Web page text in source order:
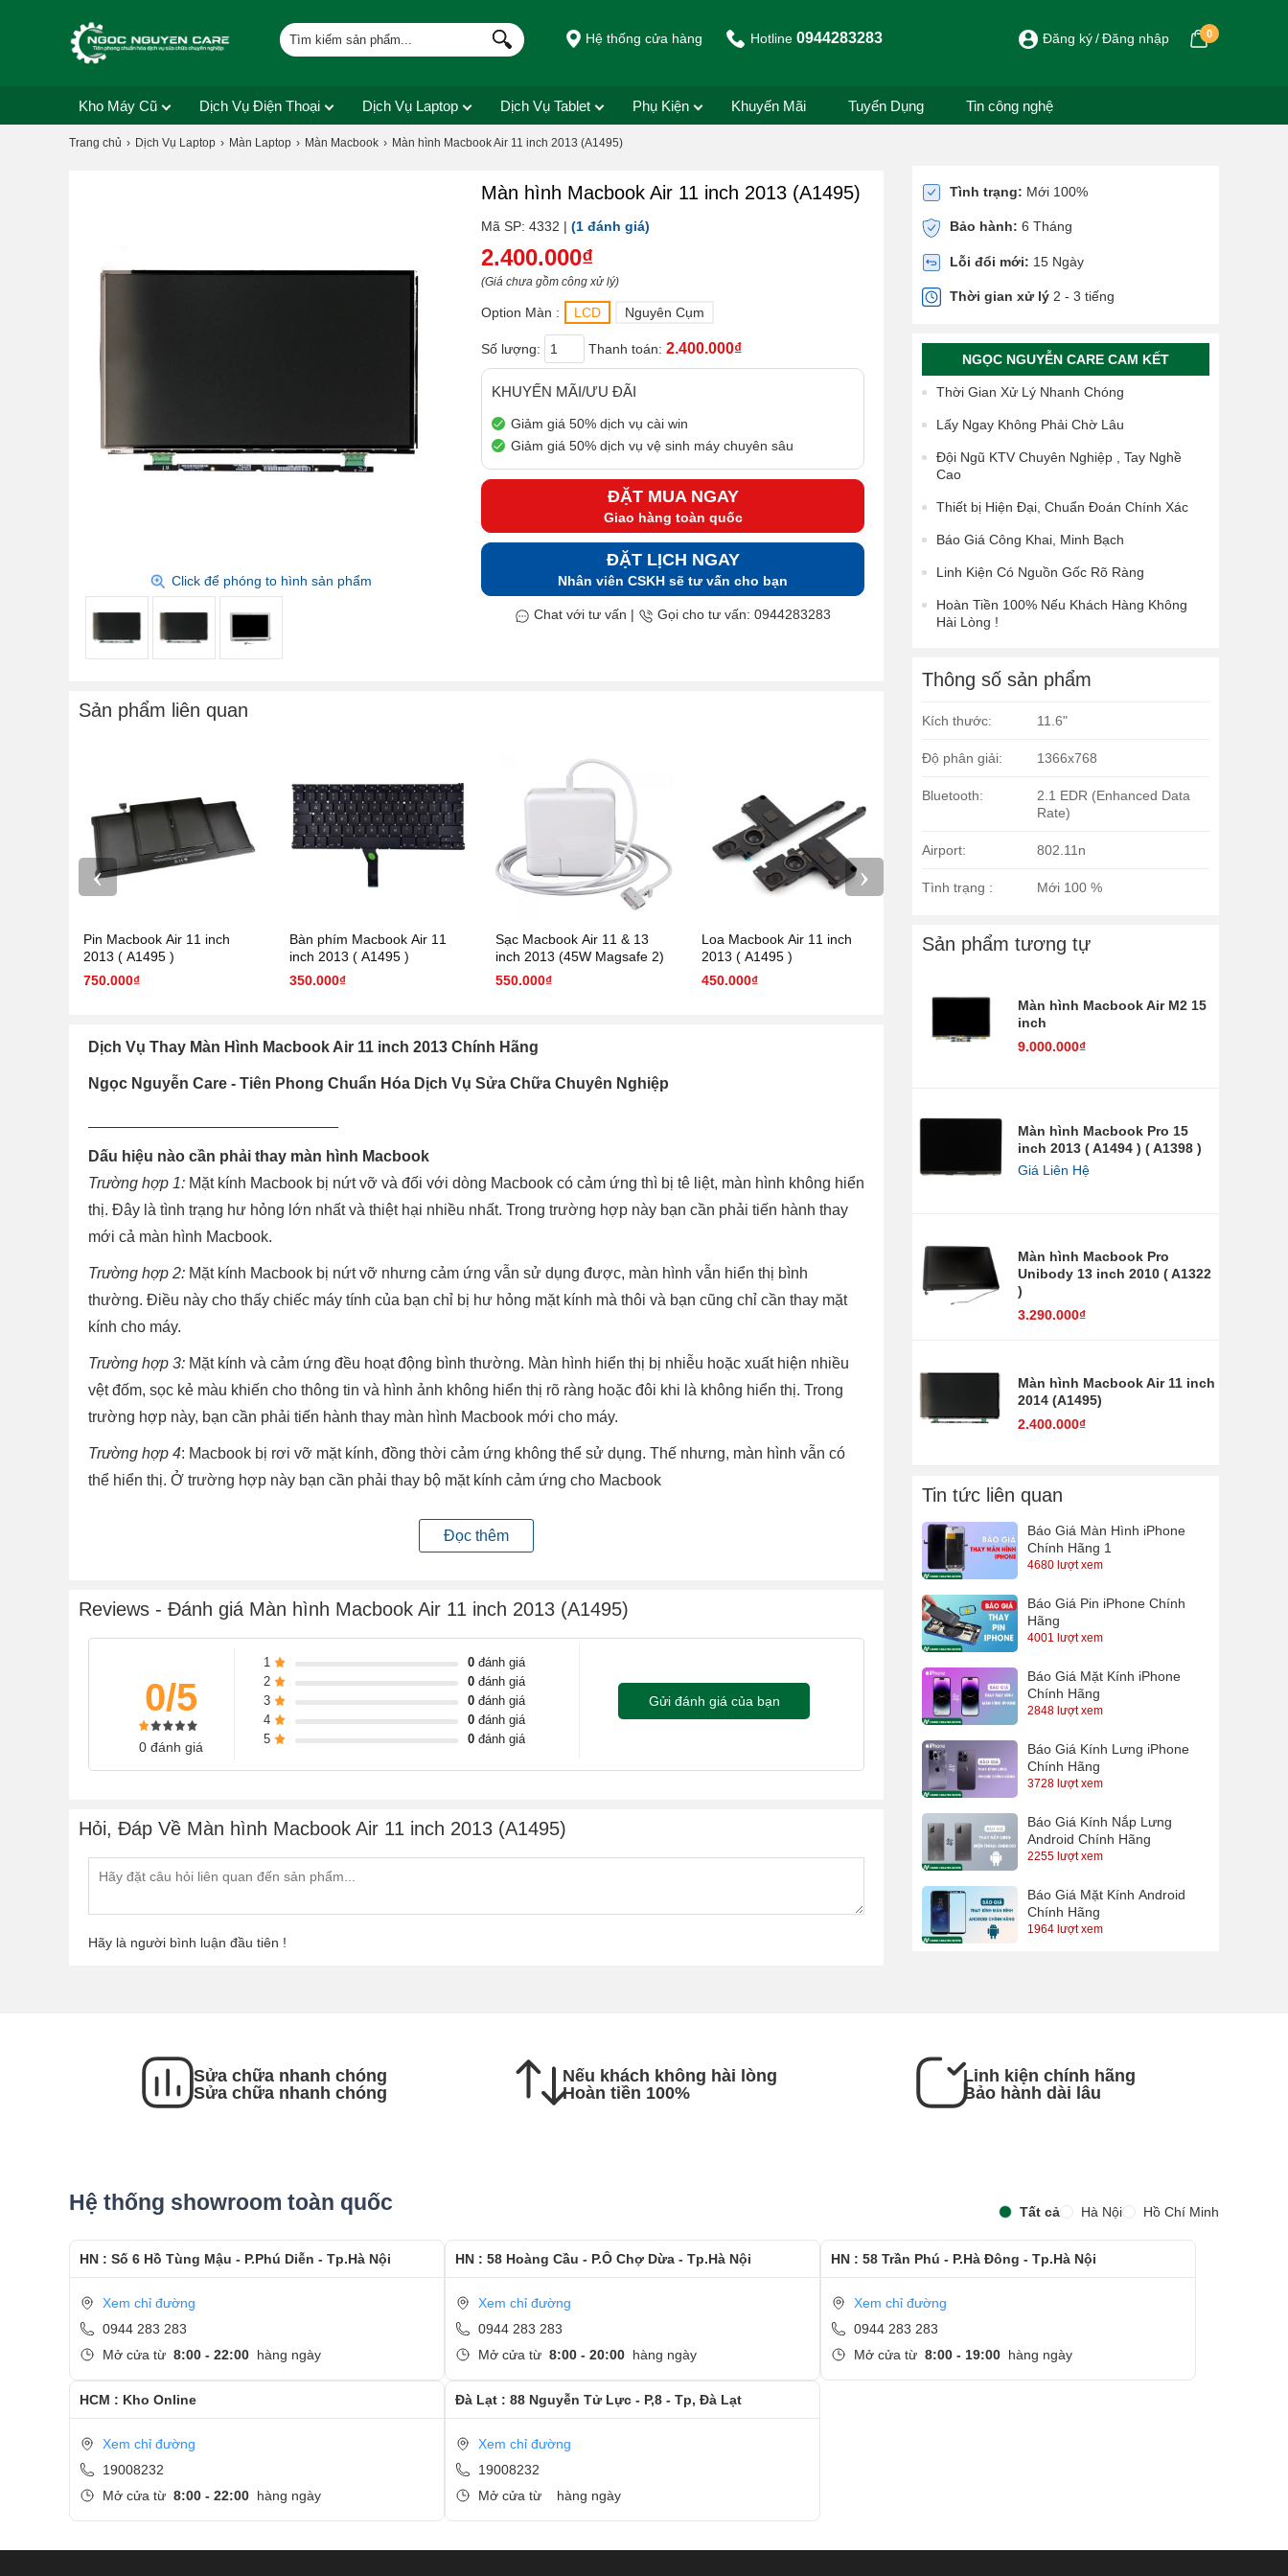
Hệ thống cửa hàng Hotline0944283283 Đăng ký Đăng nhập 0
Kho Máy Cũ Dịch Vụ Điện Thoại Dịch Vụ Laptop Dịch Vụ Tablet Phụ Kiện Khuyến Mãi Tuyển Dụng Tin công nghệ
Trang chủ Dịch Vụ Laptop Màn Laptop Màn Macbook Màn hình Macbook Air 11 inch 2013 (A1495)
Click để phóng to hình sản phẩm
Màn hình Macbook Air 11 inch 2013 (A1495)
Mã SP: 4332 | (1 đánh giá)
2.400.000₫
(Giá chưa gồm công xử lý)
Option Màn : LCD Nguyên Cụm
Số lượng: Thanh toán: 2.400.000₫
KHUYẾN MÃI/ƯU ĐÃI
Giảm giá 50% dịch vụ cài win
Giảm giá 50% dịch vụ vệ sinh máy chuyên sâu
ĐẶT MUA NGAY
Giao hàng toàn quốc
ĐẶT LỊCH NGAY
Nhân viên CSKH sẽ tư vấn cho bạn
Chat với tư vấn | Gọi cho tư vấn: 0944283283
Sản phẩm liên quan
Pin Macbook Air 11 inch
2013 ( A1495 )
750.000₫
Bàn phím Macbook Air 11
inch 2013 ( A1495 )
350.000₫
Sạc Macbook Air 11 & 13
inch 2013 (45W Magsafe 2)
550.000₫
Loa Macbook Air 11 inch
2013 ( A1495 )
450.000₫
Sửa Lỗi Wifi Macbook Air 11
inch 2013
‹ ›
Dịch Vụ Thay Màn Hình Macbook Air 11 inch 2013 Chính Hãng
Ngọc Nguyễn Care - Tiên Phong Chuẩn Hóa Dịch Vụ Sửa Chữa Chuyên Nghiệp
Dấu hiệu nào cần phải thay màn hình Macbook
Trường hợp 1: Mặt kính Macbook bị nứt vỡ và đối với dòng Macbook có cảm ứng thì bị tê liệt, màn hình không hiển
thị. Đây là tình trạng hư hỏng lớn nhất và thiệt hại nhiều nhất. Trong trường hợp này bạn cần phải tiến hành thay
mới cả màn hình Macbook.
Trường hợp 2: Mặt kính Macbook bị nứt vỡ nhưng cảm ứng vẫn sử dụng được, màn hình vẫn hiển thị bình
thường. Điều này cho thấy chiếc máy tính của bạn chỉ bị hư hỏng mặt kính mà thôi và bạn cũng chỉ cần thay mặt
kính cho máy.
Trường hợp 3: Mặt kính và cảm ứng đều hoạt động bình thường. Màn hình hiển thị bị nhiễu hoặc xuất hiện nhiều
vệt đốm, sọc kẻ màu khiến cho thông tin và hình ảnh không hiển thị rõ ràng hoặc đôi khi là không hiển thị. Trong
trường hợp này, bạn cần phải tiến hành thay màn hình Macbook mới cho máy.
Trường hợp 4: Macbook bị rơi vỡ mặt kính, đồng thời cảm ứng không thể sử dụng. Thế nhưng, màn hình vẫn có
thể hiển thị. Ở trường hợp này bạn cần phải thay bộ mặt kính cảm ứng cho Macbook
Nguyên nhân dẫn đến màn hình Macbook lỗi?
- Biểu hiện: Màn hình chuyển sang một màu duy nhất.
- Nguyên nhân: Có thể do lỗi ở bộ phận socket, hoặc quá trình đóng mở nắp gập màn hình lâu ngày cũng sẽ gây
tình trạng lỏng cáp.
3. Bị sọc ngang sọc dọc, đỏ nền hay lúc có lúc không !!!
4. Bị đứt nét, màn hình bị ố hoặc đốm mờ !!!
- Biểu hiện: Vệt trắng hoặc xanh cắt dọc hoặc ngang.
- Nhận máy và kiểm tra nhanh màn hình Macbook
- Đánh giá mức độ hư hỏng của màn hình và báo lỗi chính xác cho khách hàng.
- Màn hình thay chuẩn chính hãng theo mã máy , dán tem bảo hành sản phẩm
- Khách hàng được xem trực tiếp quá trình thay màn hình Macbook nhanh chóng chỉ trong khoảng 15 - 20 phút.
- Bàn giao máy cho khách hàng
- Sau khi thay màn hình xong, khách hàng sẽ được hướng dẫn kiểm tra lại màn hình mới
- Bàn Giao máy lại cho khách hàng !
Cảm ơn quý khách đã dành thời gian tham khảo và quan tâm tới dịch vụ thay màn hình tại Ngọc Nguyễn
- HotlineCSKH dịch vụ sửa chữa: 0944-283-283
Đọc thêm
Reviews - Đánh giá Màn hình Macbook Air 11 inch 2013 (A1495)
0/5
0 đánh giá
1 0 đánh giá
2
0 đánh giá
3
0 đánh giá
4
0 đánh giá
5
0 đánh giá
Gửi đánh giá của bạn
Hỏi, Đáp Về Màn hình Macbook Air 11 inch 2013 (A1495)
Hãy là người bình luận đầu tiên !
Tình trạng: Mới 100%
Bảo hành: 6 Tháng
Lỗi đổi mới: 15 Ngày
Thời gian xử lý 2 - 3 tiếng
NGỌC NGUYỄN CARE CAM KẾT
Thời Gian Xử Lý Nhanh Chóng
Lấy Ngay Không Phải Chờ Lâu
Đội Ngũ KTV Chuyên Nghiệp , Tay Nghề
Cao
Thiết bị Hiện Đại, Chuẩn Đoán Chính Xác
Báo Giá Công Khai, Minh Bạch
Linh Kiện Có Nguồn Gốc Rõ Ràng
Hoàn Tiền 100% Nếu Khách Hàng Không
Hài Lòng !
Thông số sản phẩm
Kích thước: 11.6"
Độ phân giải: 1366x768
Bluetooth:
2.1 EDR (Enhanced Data
Rate)
Airport: 802.11n
Tình trạng : Mới 100 %
Sản phẩm tương tự
Màn hình Macbook Air M2 15
inch
9.000.000₫
Màn hình Macbook Pro 15
inch 2013 ( A1494 ) ( A1398 )
Giá Liên Hệ
Màn hình Macbook Pro
Unibody 13 inch 2010 ( A1322
)
3.290.000₫
Màn hình Macbook Air 11 inch
2014 (A1495)
2.400.000₫
Tin tức liên quan
Báo Giá Màn Hình iPhone
Chính Hãng 1
4680 lượt xem
Báo Giá Pin iPhone Chính
Hãng
4001 lượt xem
Báo Giá Mặt Kính iPhone
Chính Hãng
2848 lượt xem
Báo Giá Kính Lưng iPhone
Chính Hãng
3728 lượt xem
Báo Giá Kính Nắp Lưng
Android Chính Hãng
2255 lượt xem
Báo Giá Mặt Kính Android
Chính Hãng
1964 lượt xem
Sửa chữa nhanh chóng
Sửa chữa nhanh chóng
Nếu khách không hài lòng
Hoàn tiền 100%
Linh kiện chính hãng
Bảo hành dài lâu
Hệ thống showroom toàn quốc Tất cả Hà Nội Hồ Chí Minh
HN : Số 6 Hồ Tùng Mậu - P.Phú Diễn - Tp.Hà Nội
Xem chỉ đường
0944 283 283
Mở cửa từ 8:00 - 22:00 hàng ngày
HN : 58 Hoàng Cầu - P.Ô Chợ Dừa - Tp.Hà Nội
Xem chỉ đường
0944 283 283
Mở cửa từ 8:00 - 20:00 hàng ngày
HN : 58 Trần Phú - P.Hà Đông - Tp.Hà Nội
Xem chỉ đường
0944 283 283
Mở cửa từ 8:00 - 19:00 hàng ngày
HCM : Kho Online
Xem chỉ đường
19008232
Mở cửa từ 8:00 - 22:00 hàng ngày
Đà Lạt : 88 Nguyễn Tử Lực - P,8 - Tp, Đà Lạt
Xem chỉ đường
19008232
Mở cửa từ
hàng ngày